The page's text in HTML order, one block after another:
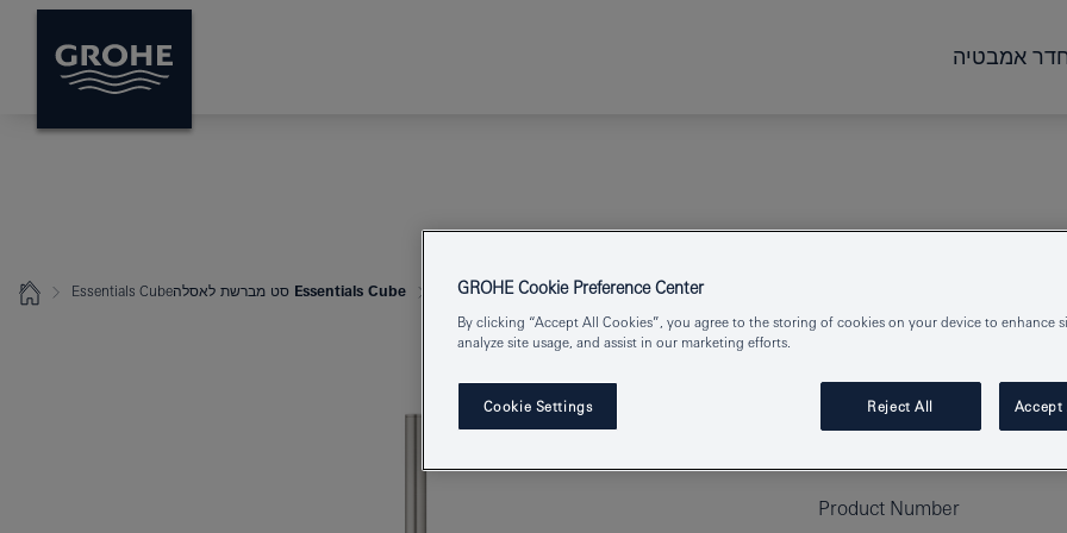
אמבטיה
Essentials Cube Essentials Cube סט מברשת לאסלה
Product Number
GROHE Cookie Preference Center
By clicking “Accept All Cookies”, you agree to the storing of cookies on your device to enhance
analyze site usage, and assist in our marketing efforts.
Cookie Settings Reject All Accept